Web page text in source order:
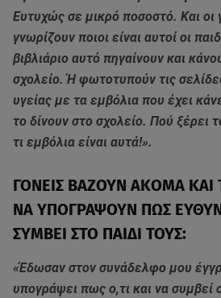
Ευτυχώς σε μικρό ποσοστό. Και οι
γνωρίζουν ποιοι είναι αυτοί οι
βιβλιάριο αυτό πηγαίνουν και
σχολείο. Ή φωτοτυπούν τις
υγείας με τα εμβόλια που έχει
το δίνουν στο σχολείο. Πού ξέρει
τι εμβόλια είναι αυτά!».
ΓΟΝΕΙΣ ΒΑΖΟΥΝ ΑΚΟΜΑ ΚΑΙ
ΝΑ ΥΠΟΓΡΑΨΟΥΝ ΠΩΣ
ΣΥΜΒΕΙ ΣΤΟ ΠΑΙΔΙ ΤΟΥΣ:
«Έδωσαν στον συνάδελφο μου
υπογράψει πως ο,τι και να συμβεί